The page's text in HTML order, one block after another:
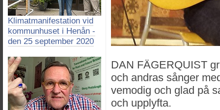
Klimatmanifestation vid
kommunhuset i Henån -
den 25 september 2020
DAN FÄGERQUIST
och andras sånger
vemodig och glad på
och upplyfta.